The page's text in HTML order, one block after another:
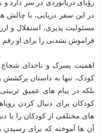
رؤیای دریانوردی در سر دارد
در این سفر دریایی، با چالش
مسئولیت پذیری، استقلال و
فراموش نشدنی را برای او رقم
اهمیت پسرک و ناخدای شجاع
کودک، تنها به داستان
بلکه در پیام های عمیق
کودکان برای دنبال کردن
های مختلفی از کودکان را با
آن ها آموخته که برای